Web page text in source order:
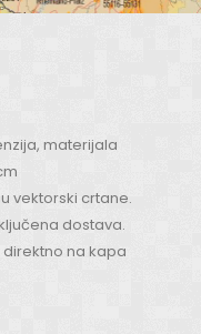
materijala
vektorski crtane.
dostava.
direktno na kapa